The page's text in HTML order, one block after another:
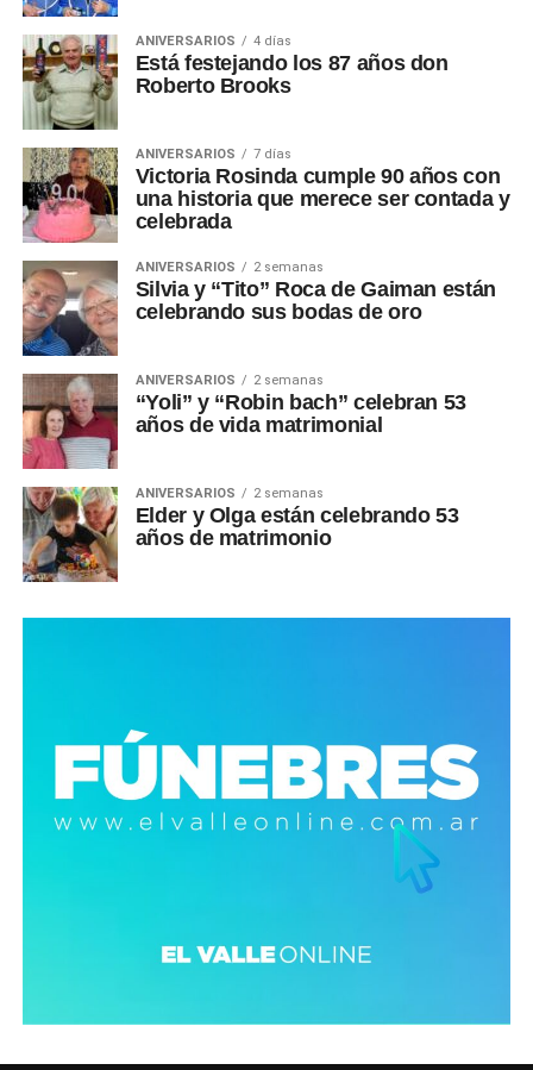
ANIVERSARIOS 4 días
Está festejando los 87 años don
Roberto Brooks
ANIVERSARIOS 7 días
Victoria Rosinda cumple 90 años con
una historia que merece ser contada y
celebrada
ANIVERSARIOS 2 semanas
Silvia y “Tito” Roca de Gaiman están
celebrando sus bodas de oro
ANIVERSARIOS 2 semanas
“Yoli” y “Robin bach” celebran 53
años de vida matrimonial
ANIVERSARIOS 2 semanas
Elder y Olga están celebrando 53
años de matrimonio